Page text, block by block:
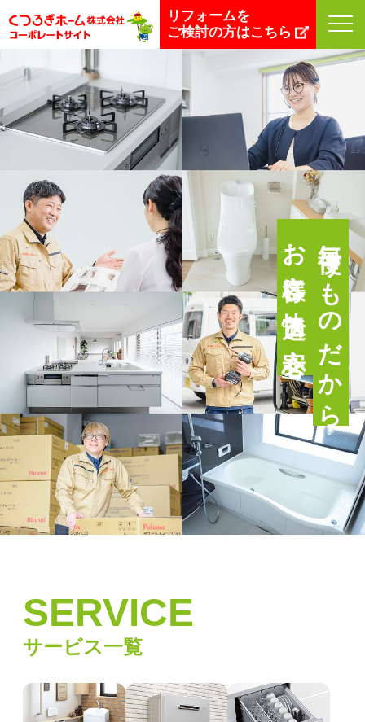
リフォームを
ご検討の方はこちら
毎日使うものだから
お客様に快適と安心を
SERVICE
サービス一覧